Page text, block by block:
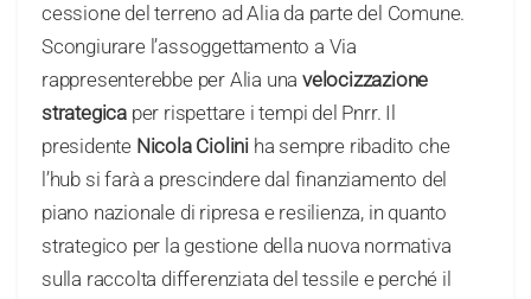
cessione del terreno ad Alia da parte del Comune.
Scongiurare l’assoggettamento a Via
rappresenterebbe per Alia unavelocizzazione
strategica per rispettare i tempi del Pnrr. Il
presidente Nicola Ciolini ha sempre ribadito che
l’hub si farà a prescindere dal finanziamento del
piano nazionale di ripresa e resilienza, in quanto
strategico per la gestione della nuova normativa
sulla raccolta differenziata del tessile e perché il